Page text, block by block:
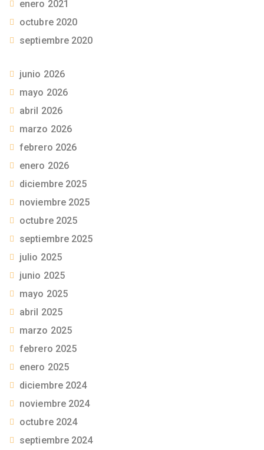
enero 2021
octubre 2020
septiembre 2020
junio 2026
mayo 2026
abril 2026
marzo 2026
febrero 2026
enero 2026
diciembre 2025
noviembre 2025
octubre 2025
septiembre 2025
julio 2025
junio 2025
mayo 2025
abril 2025
marzo 2025
febrero 2025
enero 2025
diciembre 2024
noviembre 2024
octubre 2024
septiembre 2024